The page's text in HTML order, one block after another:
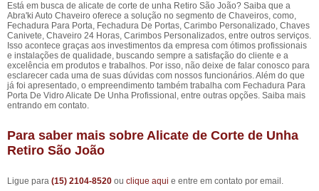
Está em busca de alicate de corte de unha Retiro São João? Saiba que a
Abra'ki Auto Chaveiro oferece a solução no segmento de Chaveiros, como,
Fechadura Para Porta, Fechadura De Portas, Carimbo Personalizado, Chaves
Canivete, Chaveiro 24 Horas, Carimbos Personalizados, entre outros serviços.
Isso acontece graças aos investimentos da empresa com ótimos profissionais
e instalações de qualidade, buscando sempre a satisfação do cliente e a
excelência em produtos e trabalhos. Por isso, não deixe de falar conosco para
esclarecer cada uma de suas dúvidas com nossos funcionários. Além do que
já foi apresentado, o empreendimento também trabalha com Fechadura Para
Porta De Vidro Alicate De Unha Profissional, entre outras opções. Saiba mais
entrando em contato.
Para saber mais sobre Alicate de Corte de Unha
Retiro São João
Ligue para (15) 2104-8520 ou clique aqui e entre em contato por email.